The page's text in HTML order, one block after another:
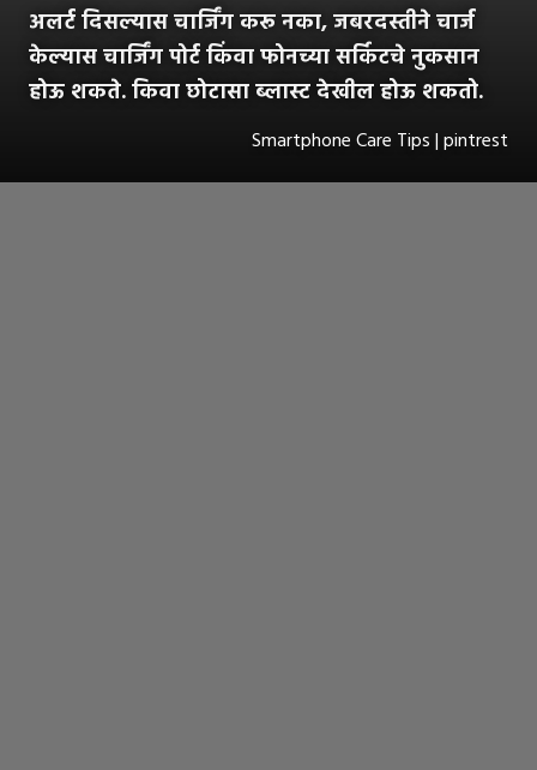
अलर्ट दिसल्यास चार्जिंग करू नका, जबरदस्तीने चार्ज
केल्यास चार्जिंग पोर्ट किंवा फोनच्या सर्किटचे नुकसान
होऊ शकते. किवा छोटासा ब्लास्ट देखील होऊ शकतो.
Smartphone Care Tips | pintrest